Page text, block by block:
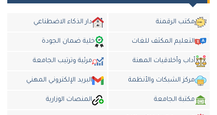
مكتب الرقمنة دار الذكاء الاضطناعي
التعليم المكثف للغات خلية ضمان الجودة
أداب وأخلاقيات المهنة مرئية وترتيب الجامعة
مركز الشبكات والأنظمة البريد الإلكتروني المهني
مكتبة الجامعة المنصات الوزارية